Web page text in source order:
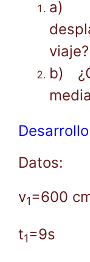
a)
viaje?
b)
Desarrollo
Datos:
v1=600
t1=9s